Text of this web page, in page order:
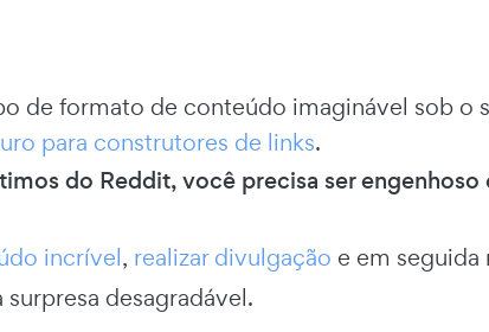
de formato de conteúdo imaginável sob o
para construtores de links.
do Reddit, você precisa ser engenhoso
incrível, realizar divulgação e em seguida
desagradável.